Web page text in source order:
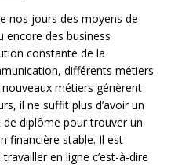
nos jours des moyens de
encore des business
constante de la
différents métiers
métiers génèrent
il ne suffit plus d’avoir un
diplôme pour trouver un
financière stable. Il est
en ligne c’est-à-dire